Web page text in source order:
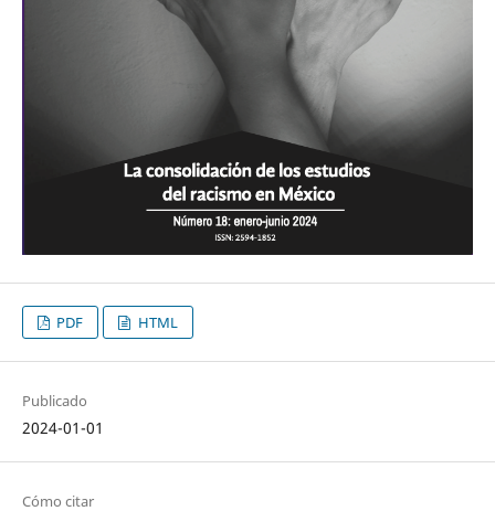
PDF HTML
Publicado
2024-01-01
Cómo citar